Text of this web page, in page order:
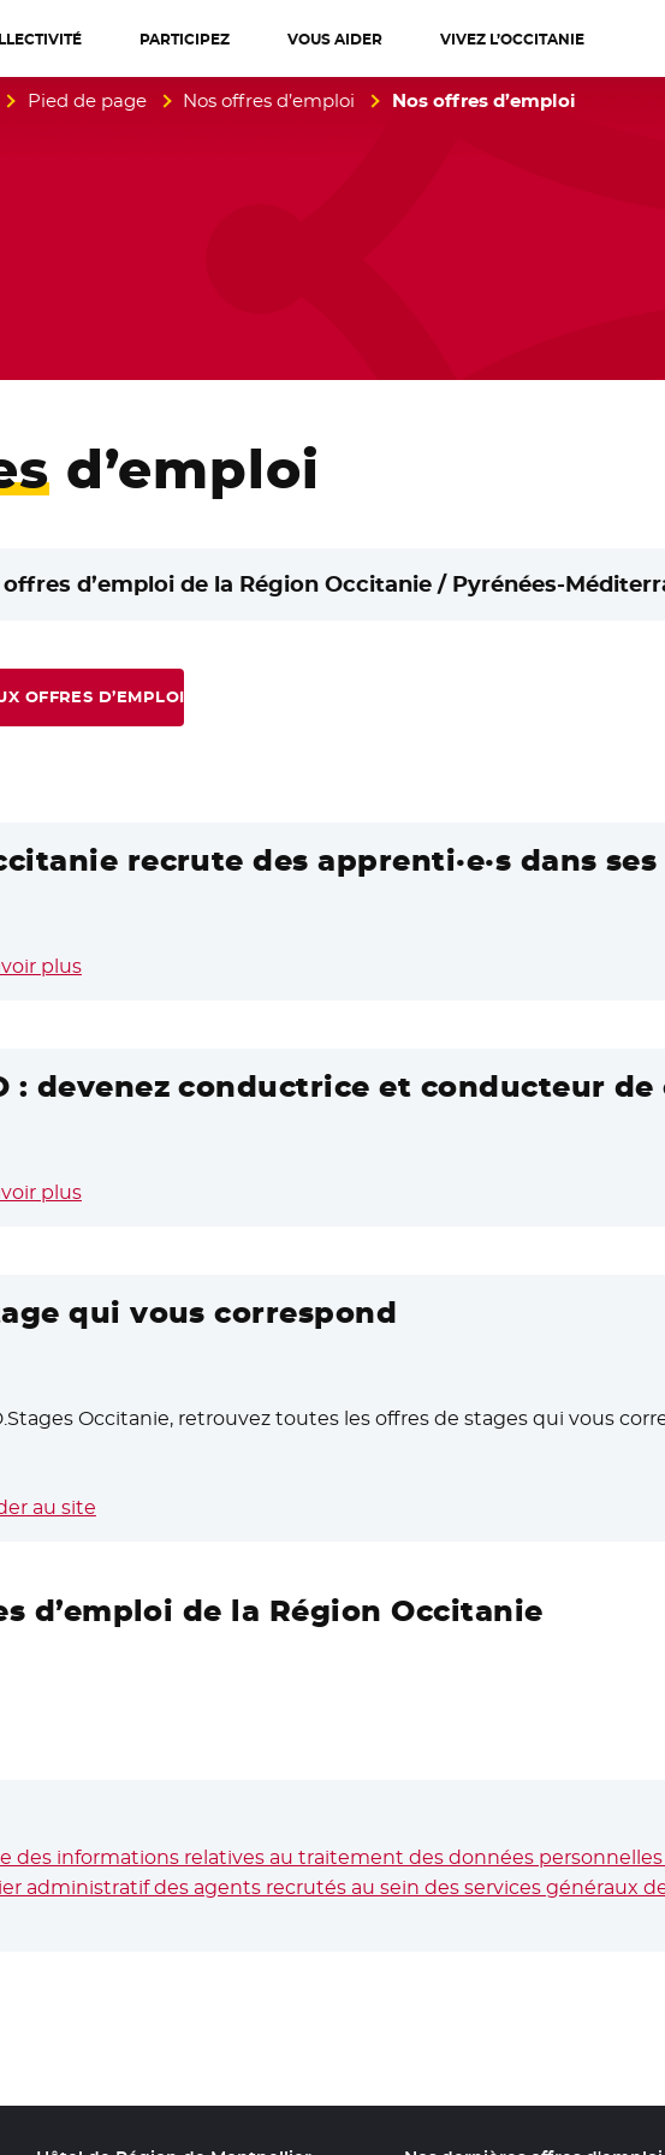
Méditerranée
PARTICIPEZ VOUS AIDER VIVEZ L’OCCITANIE
Pied de page Nos offres d’emploi Nos offres d’emploi
d’emploi
d’emploi de la Région Occitanie / Pyrénées-
OFFRES D’EMPLOI
recrute des apprenti·e·s dans
plus
: devenez conductrice et conducteur de
plus
qui vous correspond
Occitanie, retrouvez toutes les offres de stages qui vous
au site
d’emploi de la Région Occitanie
des informations relatives au traitement des données
administratif des agents recrutés au sein des services généraux de